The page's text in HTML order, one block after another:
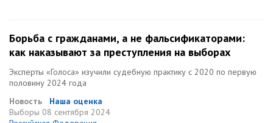
Борьба с гражданами, а не фальсификаторами:
как наказывают за преступления на выборах
Эксперты «Голоса» изучили судебную практику с 2020 по первую
половину 2024 года
Новость
Наша оценка
Выборы 08 сентября 2024